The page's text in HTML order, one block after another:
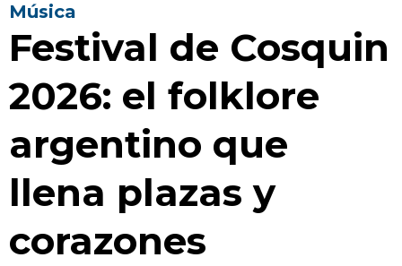
Música
Festival de Cosquin
2026: el folklore
argentino que
llena plazas y
corazones